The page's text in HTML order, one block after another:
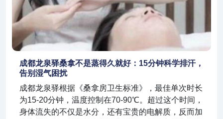
成都龙泉驿桑拿不是蒸得久就好：15分钟科学排汗，
告别湿气困扰
成都龙泉驿根据《桑拿房卫生标准》，最佳单次时长
为15-20分钟，温度控制在70-90℃。超过这个时间，
身体流失的不仅是水分，还有宝贵的电解质，反而加